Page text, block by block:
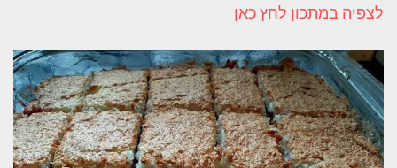
לצפיה במתכון לחץ כאן